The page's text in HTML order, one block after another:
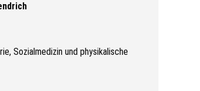
Sozialmedizin und physikalische